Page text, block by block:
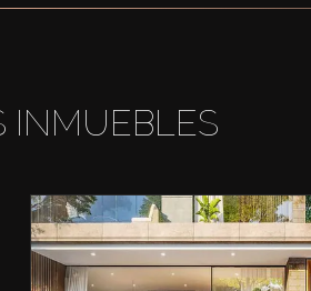
INMUEBLES